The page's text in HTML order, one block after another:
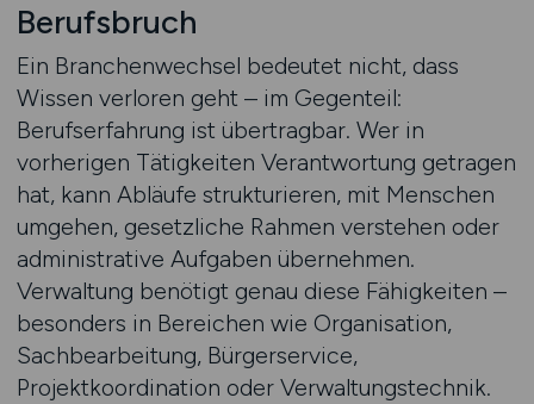
Berufsbruch
Ein Branchenwechsel bedeutet nicht, dass
Wissen verloren geht – im Gegenteil:
Berufserfahrung ist übertragbar. Wer in
vorherigen Tätigkeiten Verantwortung getragen
hat, kann Abläufe strukturieren, mit Menschen
umgehen, gesetzliche Rahmen verstehen oder
administrative Aufgaben übernehmen.
Verwaltung benötigt genau diese Fähigkeiten –
besonders in Bereichen wie Organisation,
Sachbearbeitung, Bürgerservice,
Projektkoordination oder Verwaltungstechnik.